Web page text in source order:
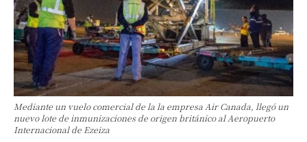
Mediante un vuelo comercial de la la empresa Air Canada, llegó un
nuevo lote de inmunizaciones de origen británico al Aeropuerto
Internacional de Ezeiza